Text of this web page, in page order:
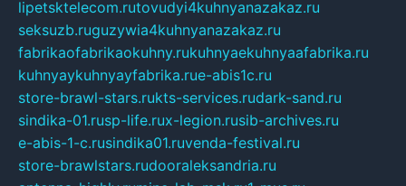
lipetsktelecom.rutovudyi4kuhnyanazakaz.ru
seksuzb.ruguzywia4kuhnyanazakaz.ru
fabrikaofabrikaokuhny.rukuhnyaekuhnyaafabrika.ru
kuhnyaykuhnyayfabrika.rue-abis1c.ru
store-brawl-stars.rukts-services.rudark-sand.ru
sindika-01.rusp-life.rux-legion.rusib-archives.ru
e-abis-1-c.rusindika01.ruvenda-festival.ru
store-brawlstars.rudooraleksandria.ru